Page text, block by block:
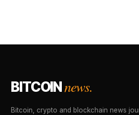
BITCOINnews.
Bitcoin, crypto and blockchain news